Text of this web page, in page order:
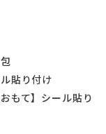
り付け
もて】シール貼り